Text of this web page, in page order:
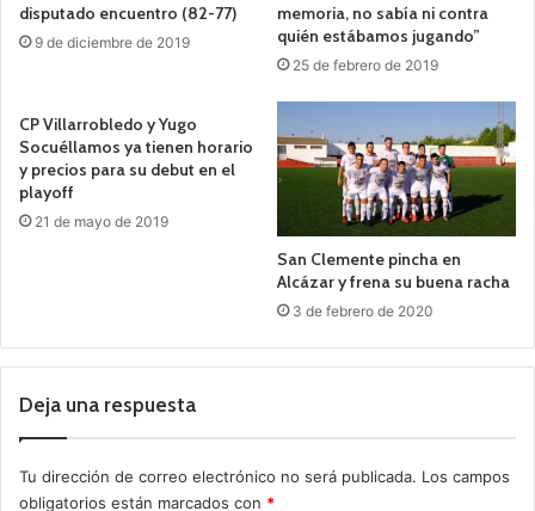
disputado encuentro (82-77)
9 de diciembre de 2019
memoria, no sabía ni contra
quién estábamos jugando”
25 de febrero de 2019
CP Villarrobledo y Yugo
Socuéllamos ya tienen horario
y precios para su debut en el
playoff
21 de mayo de 2019
San Clemente pincha en
Alcázar y frena su buena racha
3 de febrero de 2020
Deja una respuesta
Tu dirección de correo electrónico no será publicada. Los campos
obligatorios están marcados con *